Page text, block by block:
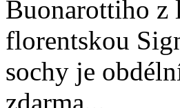
Buonarottiho z
florentskou
sochy je
zdarma...